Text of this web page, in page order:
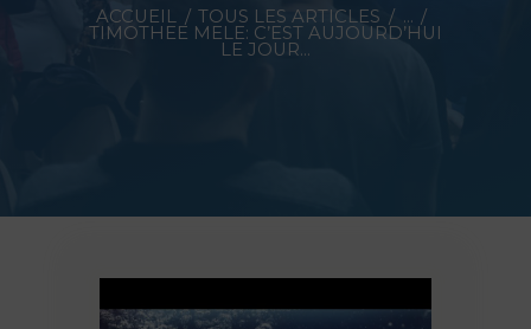
ACCUEIL TOUS LES ARTICLES ...
TIMOTHEE MELE: C’EST AUJOURD’HUI
LE JOUR...
Nous contacter